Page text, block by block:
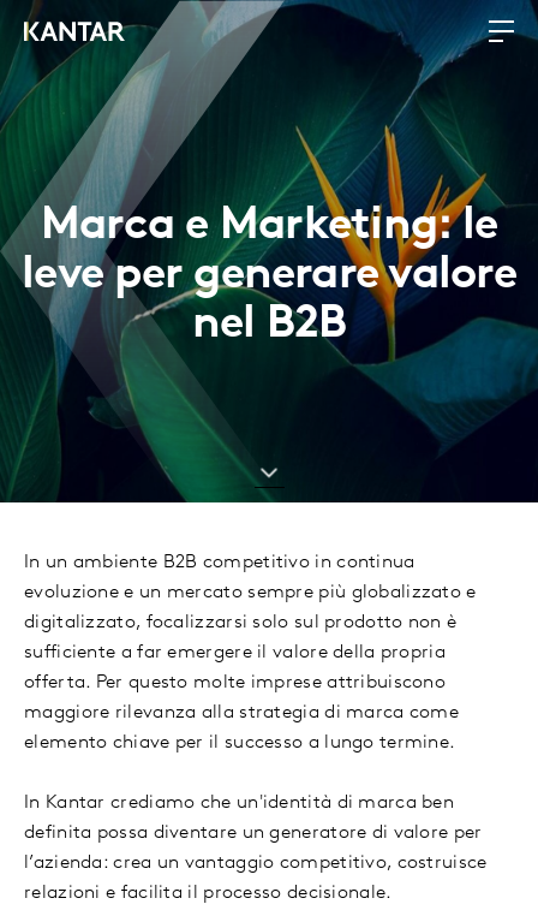
Marca e Marketing: le
leve per generare valore
nel B2B
In un ambiente B2B competitivo in continua
evoluzione e un mercato sempre più globalizzato e
digitalizzato, focalizzarsi solo sul prodotto non è
sufficiente a far emergere il valore della propria
offerta. Per questo molte imprese attribuiscono
maggiore rilevanza alla strategia di marca come
elemento chiave per il successo a lungo termine.
In Kantar crediamo che un'identità di marca ben
definita possa diventare un generatore di valore per
l’azienda: crea un vantaggio competitivo, costruisce
relazioni e facilita il processo decisionale.